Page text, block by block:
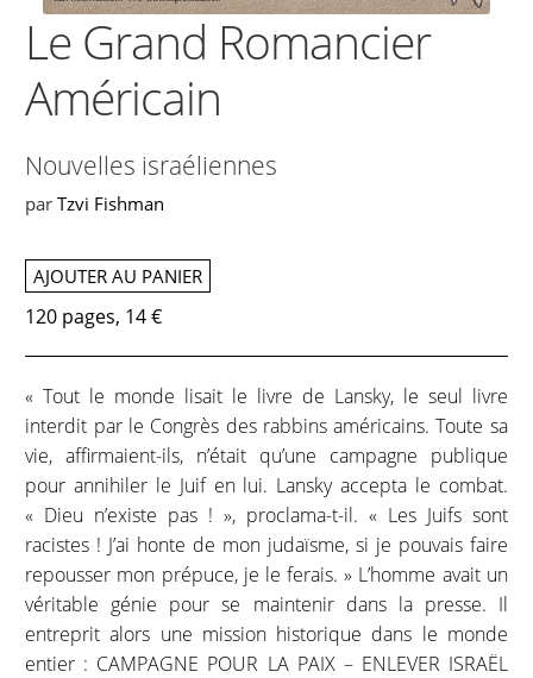
Le Grand Romancier
Américain
Nouvelles israéliennes
parTzvi Fishman
AJOUTER AU PANIER
120 pages, 14 €
« Tout le monde lisait le livre de Lansky, le seul livre
interdit par le Congrès des rabbins américains. Toute sa
vie, affirmaient-ils, n’était qu’une campagne publique
pour annihiler le Juif en lui. Lansky accepta le combat.
« Dieu n’existe pas ! », proclama-t-il. « Les Juifs sont
racistes ! J’ai honte de mon judaïsme, si je pouvais faire
repousser mon prépuce, je le ferais. » L’homme avait un
véritable génie pour se maintenir dans la presse. Il
entreprit alors une mission historique dans le monde
entier : CAMPAGNE POUR LA PAIX – ENLEVER ISRAËL